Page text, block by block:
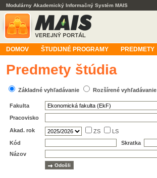
Modulárny Akademický Informačný Systém MAIS
DOMOV ŠTUDIJNÉ PROGRAMY PREDMETY
Predmety štúdia
Základné vyhľadávanie Rozšírené vyhľadávanie
Fakulta
Pracovisko
Akad. rok ZS
LS
Kód
Skratka
Názov